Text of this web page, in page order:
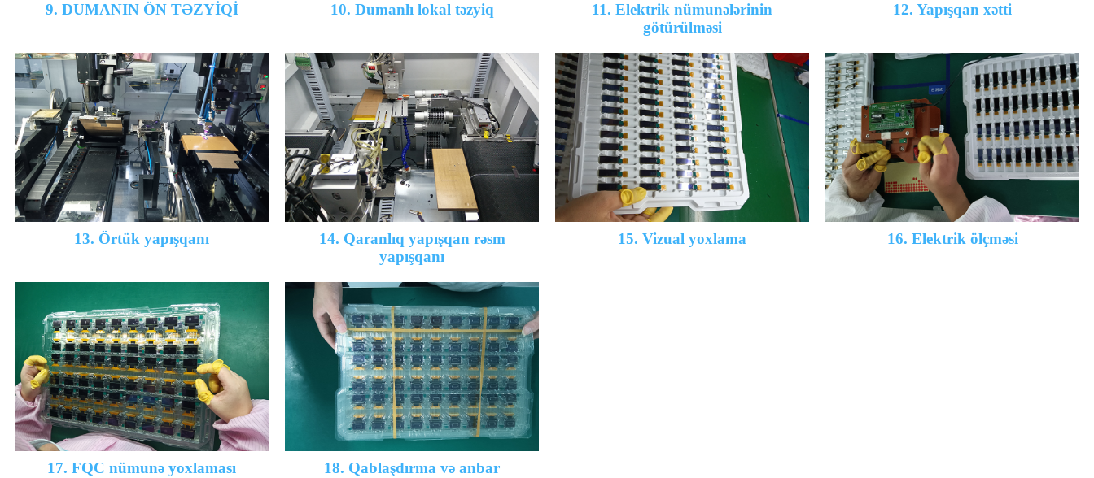
9. DUMANIN ÖN TƏZYİQİ 10. Dumanlı lokal təzyiq
11. Elektrik nümunələrinin
götürülməsi
12. Yapışqan xətti
13. Örtük yapışqanı
14. Qaranlıq yapışqan rəsm
yapışqanı
15. Vizual yoxlama 16. Elektrik ölçməsi
17. FQC nümunə yoxlaması 18. Qablaşdırma və anbar